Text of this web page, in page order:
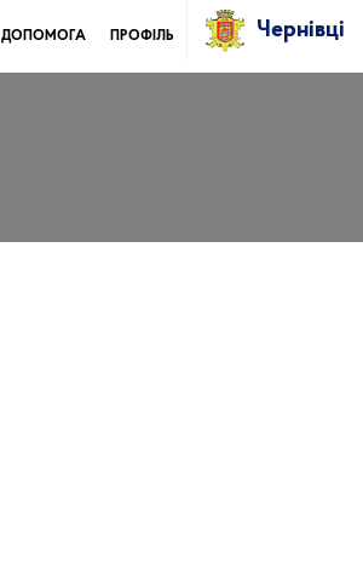
ДОПОМОГА ПРОФІЛЬ Чернівці